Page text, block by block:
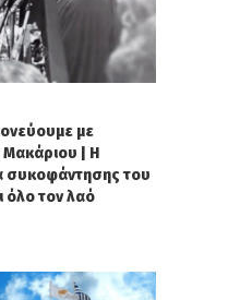
με
Μακάριου | Η
συκοφάντησης του
όλο τον λαό